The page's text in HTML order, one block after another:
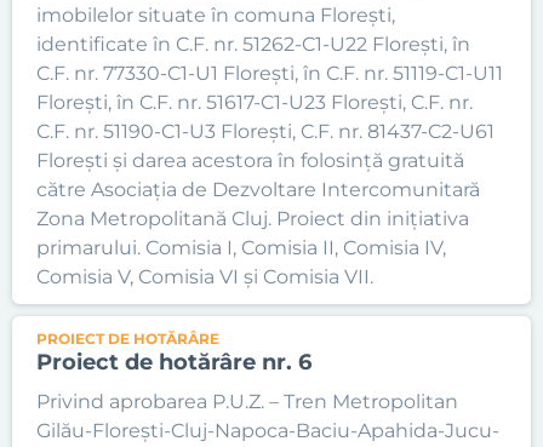
imobilelor situate în comuna Florești,
identificate în C.F. nr. 51262-C1-U22 Florești, în
C.F. nr. 77330-C1-U1 Florești, în C.F. nr. 51119-C1-U11
Florești, în C.F. nr. 51617-C1-U23 Florești, C.F. nr.
C.F. nr. 51190-C1-U3 Florești, C.F. nr. 81437-C2-U61
Florești și darea acestora în folosință gratuită
către Asociația de Dezvoltare Intercomunitară
Zona Metropolitană Cluj. Proiect din inițiativa
primarului. Comisia I, Comisia II, Comisia IV,
Comisia V, Comisia VI și Comisia VII.
PROIECT DE HOTĂRÂRE
Proiect de hotărâre nr. 6
Privind aprobarea P.U.Z. – Tren Metropolitan
Gilău-Florești-Cluj-Napoca-Baciu-Apahida-Jucu-